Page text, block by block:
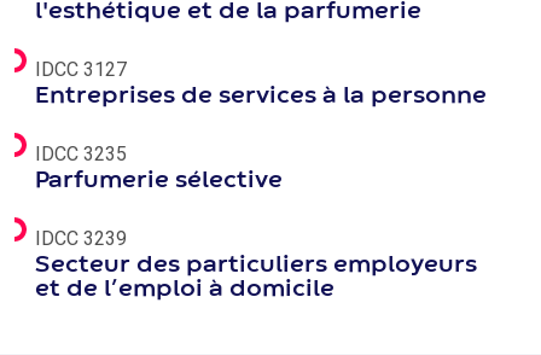
l'esthétique et de la parfumerie
IDCC 3127
Entreprises de services à la personne
IDCC 3235
Parfumerie sélective
IDCC 3239
Secteur des particuliers employeurs
et de l’emploi à domicile